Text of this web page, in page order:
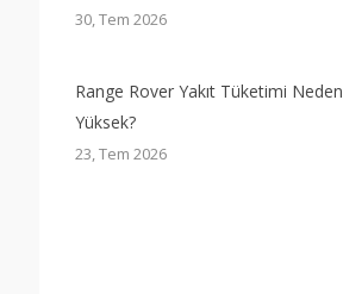
30, Tem 2026
Range Rover Yakıt Tüketimi Neden
Yüksek?
23, Tem 2026